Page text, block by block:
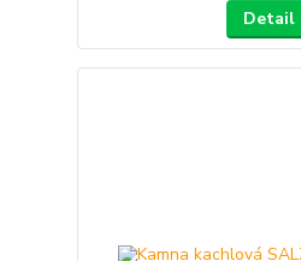
Detail